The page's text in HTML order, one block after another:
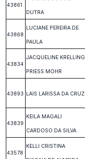
43861
DUTRA
43868
LUCIANE PEREIRA DE
PAULA
43834
JACQUELINE KRELLING
PRIESS MOHR
43893 LAIS LARISSA DA CRUZ
43839
KEILA MAGALI
CARDOSO DA SILVA
43578
KELLI CRISTINA